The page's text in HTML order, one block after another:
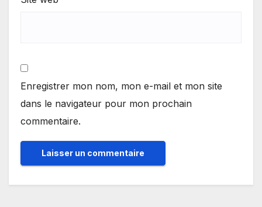
Enregistrer mon nom, mon e-mail et mon site
dans le navigateur pour mon prochain
commentaire.